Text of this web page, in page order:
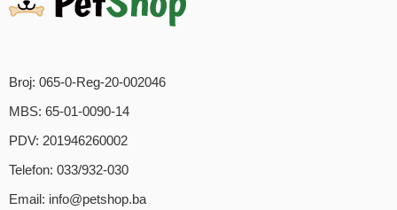
Broj: 065-0-Reg-20-002046
MBS: 65-01-0090-14
PDV: 201946260002
Telefon: 033/932-030
Email: info@petshop.ba